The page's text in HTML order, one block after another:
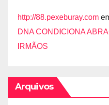
http://88.pexeburay.com
DNA CONDICIONA
IRMÃOS
Arquivos